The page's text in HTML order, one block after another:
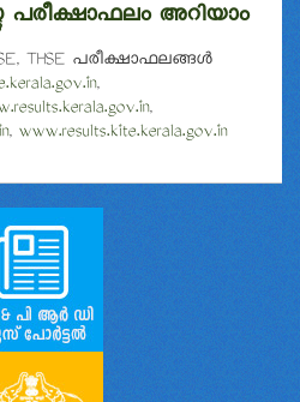
അറിയാം
THSE പരീക്ഷാഫലങ്ങള്‍
,
,
, www.results.kite.kerala.gov.in